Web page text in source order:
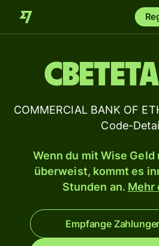
COMMERCIAL BANK OF
Code-
Wenn du mit Wise
überweist, kommt es
Stunden an. Mehr
Empfange